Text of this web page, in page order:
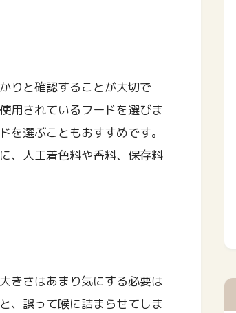
りと確認することが大切で
用されているフードを選びま
を選ぶこともおすすめです。
、人工着色料や香料、保存料
きさはあまり気にする必要は
、誤って喉に詰まらせてしま